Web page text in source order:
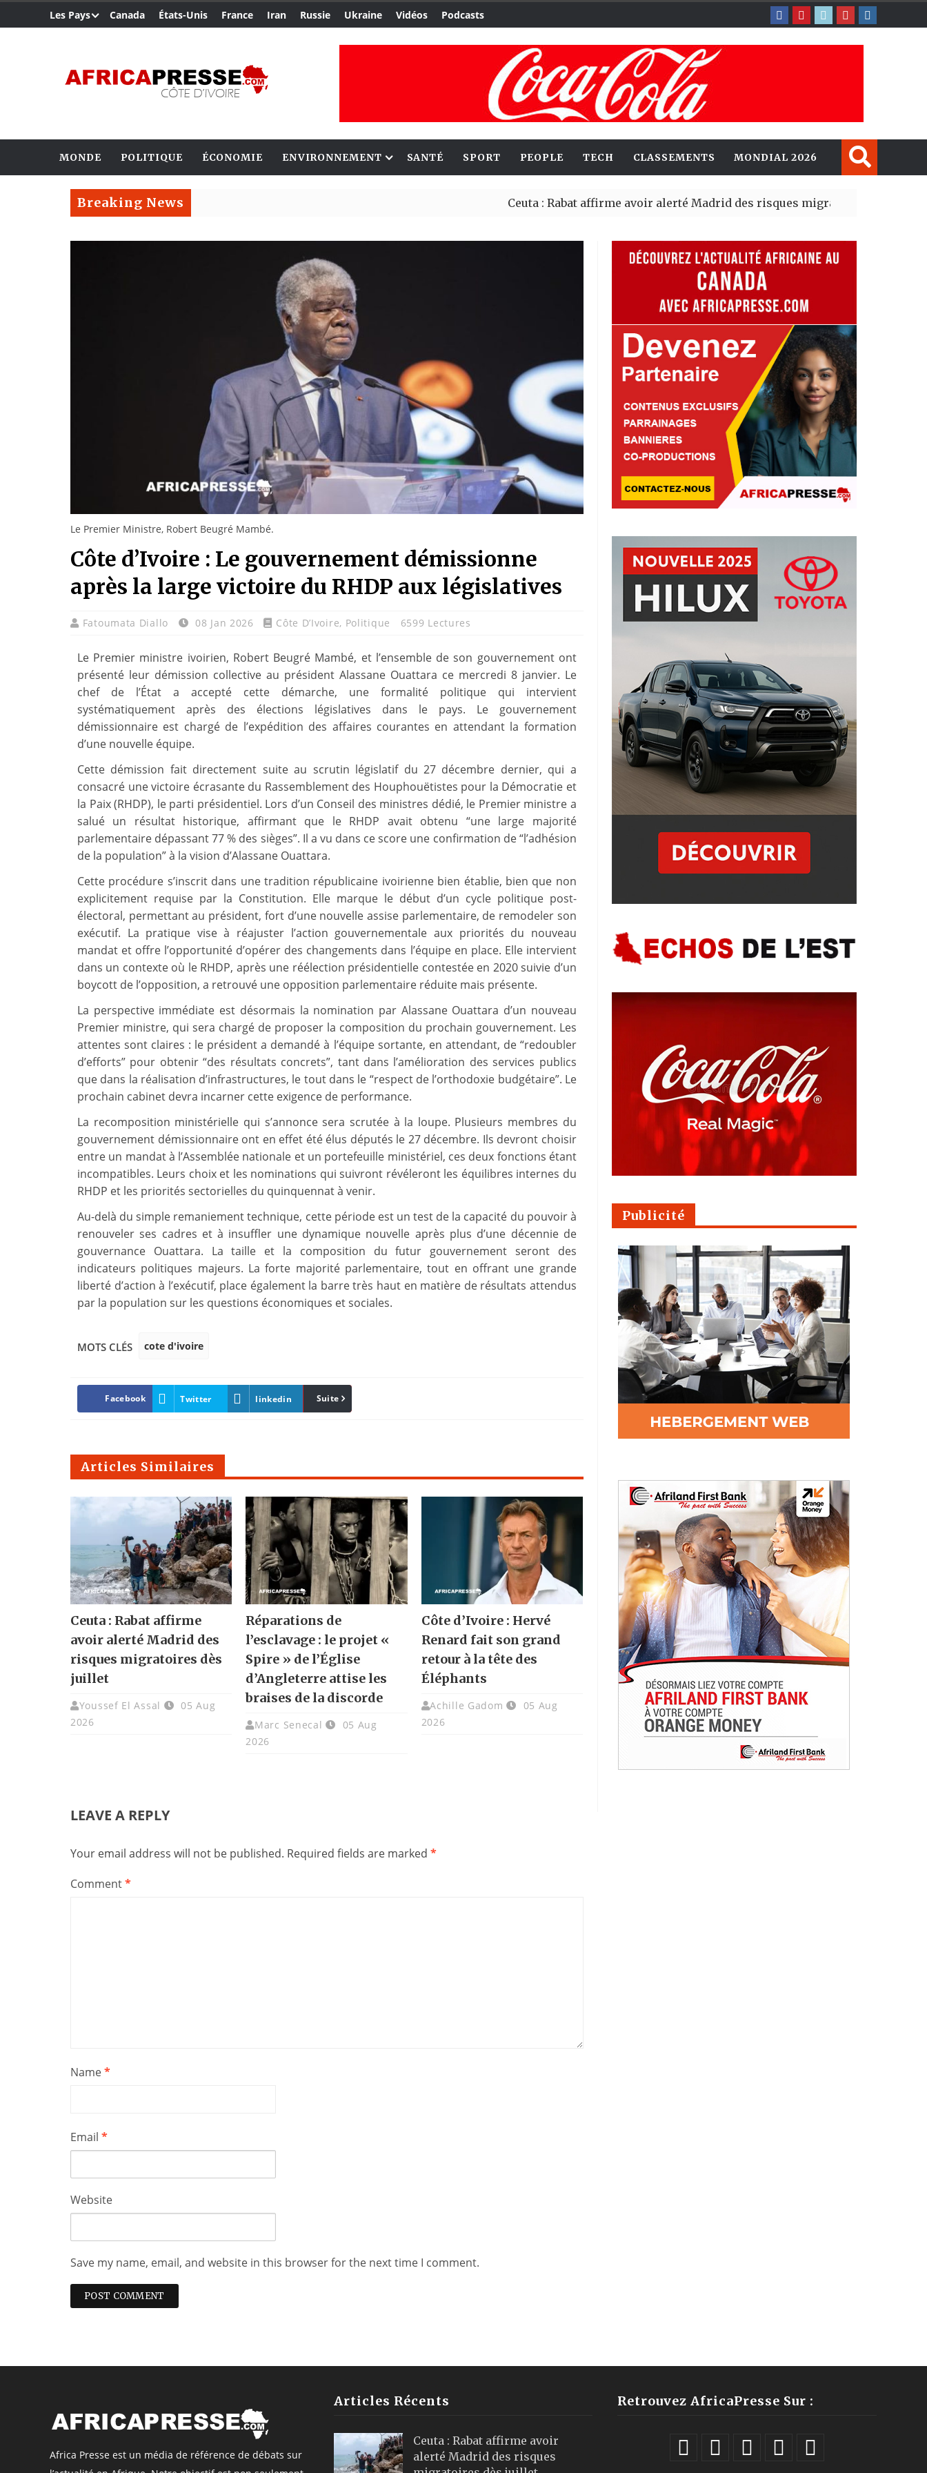
Les Pays Canada États-Unis France Iran Russie Ukraine Vidéos Podcasts
MONDE POLITIQUE ÉCONOMIE ENVIRONNEMENT SANTÉ SPORT PEOPLE TECH CLASSEMENTS MONDIAL 2026
Breaking News Ceuta : Rabat affirme avoir alerté Madrid des risques migratoires dès juillet
Le Premier Ministre, Robert Beugré Mambé.
Côte d’Ivoire : Le gouvernement démissionne
après la large victoire du RHDP aux législatives
Fatoumata Diallo 08 Jan 2026 Côte D’Ivoire, Politique 6599 Lectures
Le Premier ministre ivoirien, Robert Beugré Mambé, et l’ensemble de son gouvernement ont
présenté leur démission collective au président Alassane Ouattara ce mercredi 8 janvier. Le
chef de l’État a accepté cette démarche, une formalité politique qui intervient
systématiquement après des élections législatives dans le pays. Le gouvernement
démissionnaire est chargé de l’expédition des affaires courantes en attendant la formation
d’une nouvelle équipe.
Cette démission fait directement suite au scrutin législatif du 27 décembre dernier, qui a
consacré une victoire écrasante du Rassemblement des Houphouëtistes pour la Démocratie et
la Paix (RHDP), le parti présidentiel. Lors d’un Conseil des ministres dédié, le Premier ministre a
salué un résultat historique, affirmant que le RHDP avait obtenu “une large majorité
parlementaire dépassant 77 % des sièges”. Il a vu dans ce score une confirmation de “l’adhésion
de la population” à la vision d’Alassane Ouattara.
Cette procédure s’inscrit dans une tradition républicaine ivoirienne bien établie, bien que non
explicitement requise par la Constitution. Elle marque le début d’un cycle politique post-
électoral, permettant au président, fort d’une nouvelle assise parlementaire, de remodeler son
exécutif. La pratique vise à réajuster l’action gouvernementale aux priorités du nouveau
mandat et offre l’opportunité d’opérer des changements dans l’équipe en place. Elle intervient
dans un contexte où le RHDP, après une réélection présidentielle contestée en 2020 suivie d’un
boycott de l’opposition, a retrouvé une opposition parlementaire réduite mais présente.
La perspective immédiate est désormais la nomination par Alassane Ouattara d’un nouveau
Premier ministre, qui sera chargé de proposer la composition du prochain gouvernement. Les
attentes sont claires : le président a demandé à l’équipe sortante, en attendant, de “redoubler
d’efforts” pour obtenir “des résultats concrets”, tant dans l’amélioration des services publics
que dans la réalisation d’infrastructures, le tout dans le “respect de l’orthodoxie budgétaire”. Le
prochain cabinet devra incarner cette exigence de performance.
La recomposition ministérielle qui s’annonce sera scrutée à la loupe. Plusieurs membres du
gouvernement démissionnaire ont en effet été élus députés le 27 décembre. Ils devront choisir
entre un mandat à l’Assemblée nationale et un portefeuille ministériel, ces deux fonctions étant
incompatibles. Leurs choix et les nominations qui suivront révéleront les équilibres internes du
RHDP et les priorités sectorielles du quinquennat à venir.
Au-delà du simple remaniement technique, cette période est un test de la capacité du pouvoir à
renouveler ses cadres et à insuffler une dynamique nouvelle après plus d’une décennie de
gouvernance Ouattara. La taille et la composition du futur gouvernement seront des
indicateurs politiques majeurs. La forte majorité parlementaire, tout en offrant une grande
liberté d’action à l’exécutif, place également la barre très haut en matière de résultats attendus
par la population sur les questions économiques et sociales.
MOTS CLÉS cote d'ivoire
Facebook Twitter linkedin Pinterest
Suite
Articles Similaires
Ceuta : Rabat affirme
avoir alerté Madrid des
risques migratoires dès
juillet
Youssef El Assal
05 Aug
2026
Réparations de
l’esclavage : le projet «
Spire » de l’Église
d’Angleterre attise les
braises de la discorde
Marc Senecal
05 Aug
2026
Côte d’Ivoire : Hervé
Renard fait son grand
retour à la tête des
Éléphants
Achille Gadom
05 Aug
2026
LEAVE A REPLY
Your email address will not be published. Required fields are marked *
Comment*
Name*
Email *
Website
Save my name, email, and website in this browser for the next time I comment.
Publicité
Africa Presse est un média de référence de débats sur
Articles Récents
Ceuta : Rabat affirme avoir
alerté Madrid des risques
Retrouvez AfricaPresse Sur :